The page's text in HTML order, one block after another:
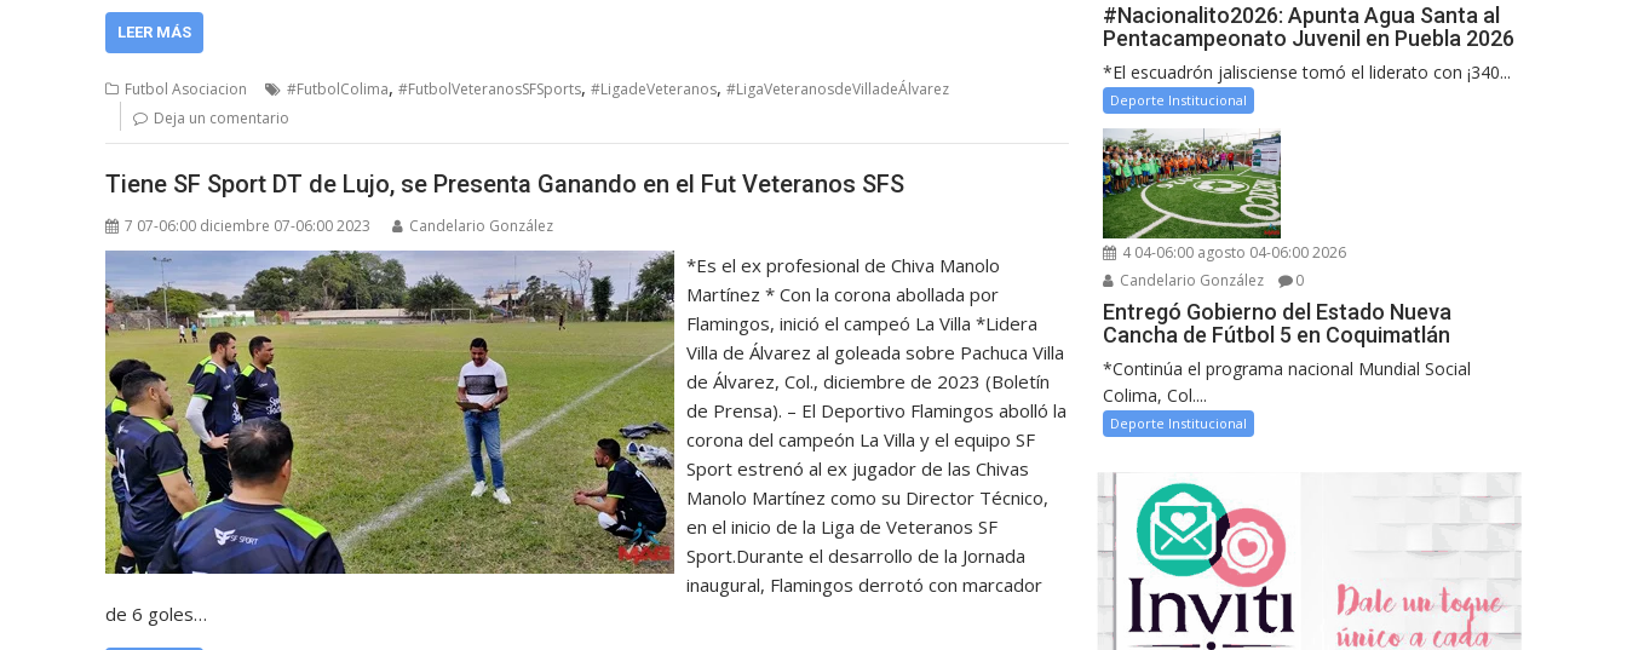
LEER MÁS
Futbol Asociacion #FutbolColima, #FutbolVeteranosSFSports, #LigadeVeteranos, #LigaVeteranosdeVilladeÁlvarez
Deja un comentario
Tiene SF Sport DT de Lujo, se Presenta Ganando en el Fut Veteranos SFS
7 07-06:00 diciembre 07-06:00 2023 Candelario González
*Es el ex profesional de Chiva Manolo
Martínez * Con la corona abollada por
Flamingos, inició el campeó La Villa *Lidera
Villa de Álvarez al goleada sobre Pachuca Villa
de Álvarez, Col., diciembre de 2023 (Boletín
de Prensa). – El Deportivo Flamingos abolló la
corona del campeón La Villa y el equipo SF
Sport estrenó al ex jugador de las Chivas
Manolo Martínez como su Director Técnico,
en el inicio de la Liga de Veteranos SF
Sport.Durante el desarrollo de la Jornada
inaugural, Flamingos derrotó con marcador
de 6 goles…
#Nacionalito2026: Apunta Agua Santa al
Pentacampeonato Juvenil en Puebla 2026
*El escuadrón jalisciense tomó el liderato con ¡340...
Deporte Institucional
4 04-06:00 agosto 04-06:00 2026
Candelario González
0
Entregó Gobierno del Estado Nueva
Cancha de Fútbol 5 en Coquimatlán
*Continúa el programa nacional Mundial Social
Colima, Col....
Deporte Institucional